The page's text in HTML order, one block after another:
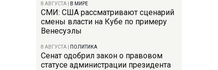
8 АВГУСТА В МИРЕ
СМИ: США рассматривают сценарий
смены власти на Кубе по примеру
Венесуэлы
8 АВГУСТА ПОЛИТИКА
Сенат одобрил закон о правовом
статусе администрации президента